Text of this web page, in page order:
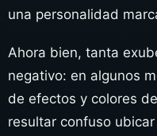
una personalidad
Ahora bien, tanta
negativo: en algunos
de efectos y colores
resultar confuso